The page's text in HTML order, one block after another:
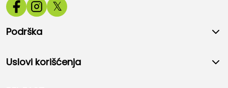
𝕏
Podrška
Uslovi korišćenja